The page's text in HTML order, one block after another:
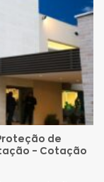
de
– Cotação